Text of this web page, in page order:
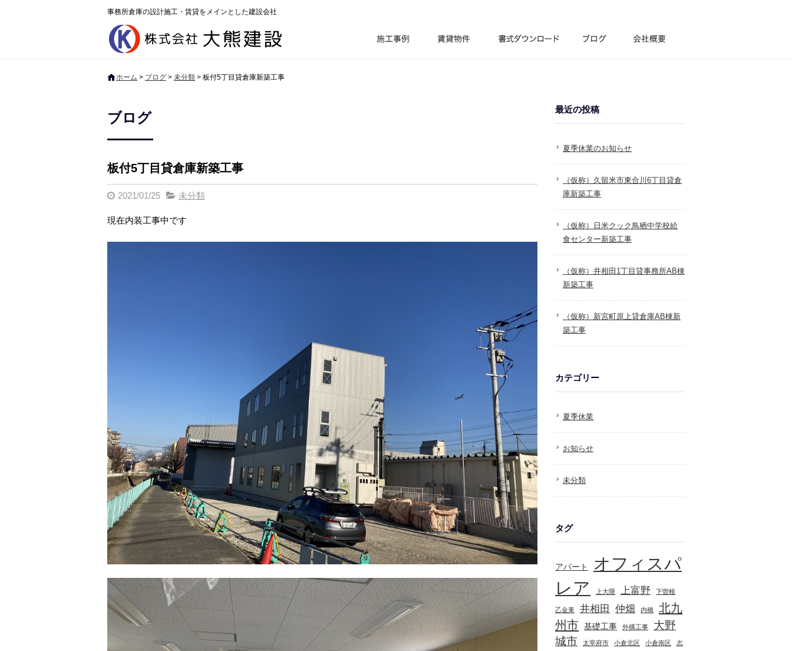
事務所倉庫の設計施工・賃貸をメインとした建設会社
ホーム > ブログ > 未分類 > 板付5丁目貸倉庫新築工事
ブログ
板付5丁目貸倉庫新築工事
2021/01/25 未分類
現在内装工事中です
最近の投稿
夏季休業のお知らせ
（仮称）久留米市東合川6丁目貸倉
庫新築工事
（仮称）日米クック鳥栖中学校給
食センター新築工事
（仮称）井相田1丁目貸事務所AB棟
新築工事
（仮称）新宮町原上貸倉庫AB棟新
築工事
カテゴリー
夏季休業
お知らせ
未分類
タグ
アパート
オフィスパ
レア
上大隈 上富野 下曽根
乙金東 井相田 仲畑 内橋
北九
州市 基礎工事 外構工事
大野
城市
太宰府市 小倉北区 小倉南区 志